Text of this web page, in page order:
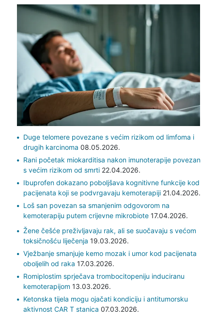
Duge telomere povezane s većim rizikom od limfoma i
drugih karcinoma 08.05.2026.
Rani početak miokarditisa nakon imunoterapije povezan
s većim rizikom od smrti22.04.2026.
Ibuprofen dokazano poboljšava kognitivne funkcije kod
pacijenata koji se podvrgavaju kemoterapiji21.04.2026.
Loš san povezan sa smanjenim odgovorom na
kemoterapiju putem crijevne mikrobiote17.04.2026.
Žene češće preživljavaju rak, ali se suočavaju s većom
toksičnošću liječenja 19.03.2026.
Vježbanje smanjuje kemo mozak i umor kod pacijenata
oboljelih od raka 17.03.2026.
Romiplostim sprječava trombocitopeniju induciranu
kemoterapijom 13.03.2026.
Ketonska tijela mogu ojačati kondiciju i antitumorsku
aktivnost CAR T stanica 07.03.2026.